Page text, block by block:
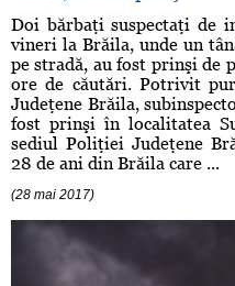
Doi bărbaţi suspectaţi de
vineri la Brăila, unde un
pe stradă, au fost prinşi de
ore de căutări. Potrivit
Judeţene Brăila,
fost prinşi în localitatea
sediul Poliţiei Judeţene
28 de ani din Brăila care ...
(28 mai 2017)